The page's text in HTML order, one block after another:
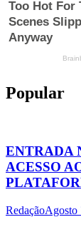
Popular
ENTRADA
ACESSO
RedaçãoAgosto